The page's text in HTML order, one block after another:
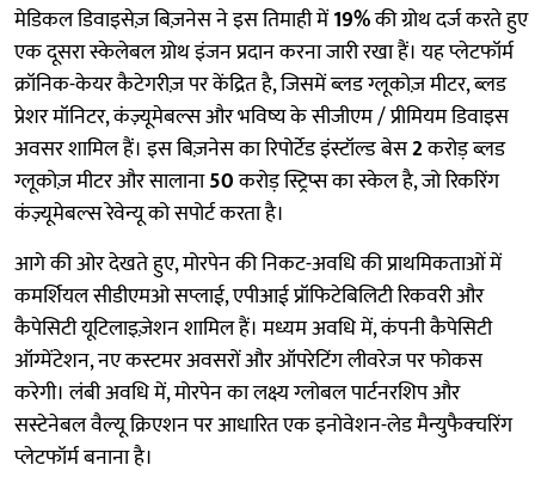
मेडिकल डिवाइसेज़ बिज़नेस ने इस तिमाही में19%की ग्रोथ दर्ज करते हुए
एक दूसरा स्केलेबल ग्रोथ इंजन प्रदान करना जारी रखा हैं। यह प्लेटफॉर्म
क्रॉनिक-केयर कैटेगरीज़ पर केंद्रित है, जिसमें ब्लड ग्लूकोज़ मीटर, ब्लड
प्रेशर मॉनिटर, कंज़्यूमेबल्स और भविष्य के सीजीएम / प्रीमियम डिवाइस
अवसर शामिल हैं। इस बिज़नेस का रिपोर्टेड इंस्टॉल्ड बेस2करोड़ ब्लड
ग्लूकोज़ मीटर और सालाना50करोड़ स्ट्रिप्स का स्केल है, जो रिकरिंग
कंज़्यूमेबल्स रेवेन्यू को सपोर्ट करता है।
आगे की ओर देखते हुए, मोरपेन की निकट-अवधि की प्राथमिकताओं में
कमर्शियल सीडीएमओ सप्लाई, एपीआई प्रॉफिटेबिलिटी रिकवरी और
कैपेसिटी यूटिलाइज़ेशन शामिल हैं। मध्यम अवधि में, कंपनी कैपेसिटी
ऑग्मेंटेशन, नए कस्टमर अवसरों और ऑपरेटिंग लीवरेज पर फोकस
करेगी। लंबी अवधि में, मोरपेन का लक्ष्य ग्लोबल पार्टनरशिप और
सस्टेनेबल वैल्यू क्रिएशन पर आधारित एक इनोवेशन-लेड मैन्युफैक्चरिंग
प्लेटफॉर्म बनाना है।